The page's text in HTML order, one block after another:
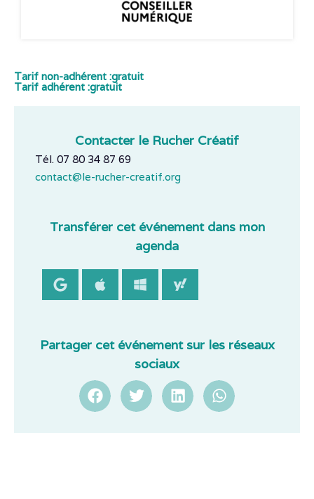
Tarif non-adhérent :gratuit
Tarif adhérent :gratuit
Contacter le Rucher Créatif
Tél. 07 80 34 87 69
contact@le-rucher-creatif.org
Transférer cet événement dans mon
agenda
Partager cet événement sur les réseaux
sociaux